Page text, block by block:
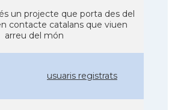
un projecte que porta des del
contacte catalans que viuen
arreu del món
usuaris registrats